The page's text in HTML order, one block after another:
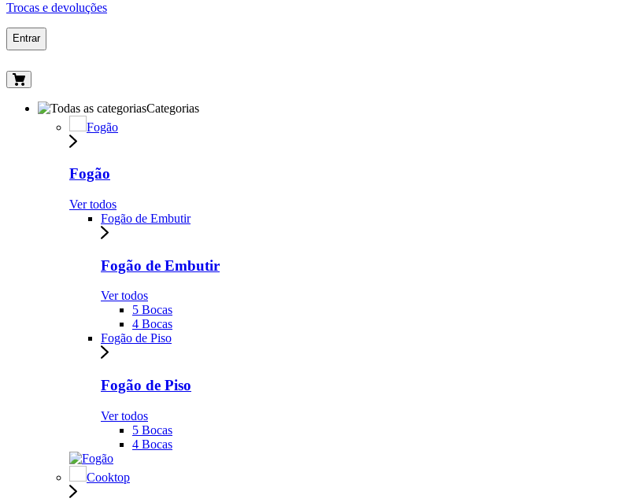
Trocas e devoluções
Entrar
Categorias
Fogão
Fogão
Ver todos
Fogão de Embutir
Fogão de Embutir
Ver todos
5 Bocas
4 Bocas
Fogão de Piso
Fogão de Piso
Ver todos
5 Bocas
4 Bocas
Cooktop